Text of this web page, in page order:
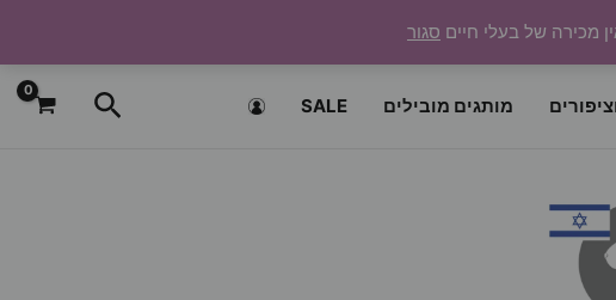
מכירה של בעלי חיים סגור
מותגים מובילים SALE חיפוש